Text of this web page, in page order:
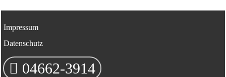
Impressum
Datenschutz
04662-3914